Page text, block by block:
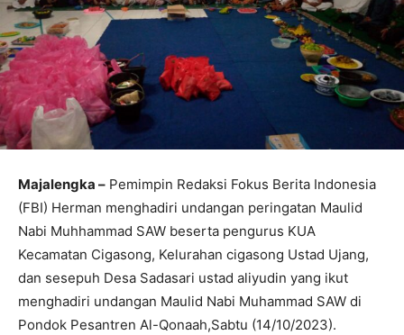
Majalengka – Pemimpin Redaksi Fokus Berita Indonesia
(FBI) Herman menghadiri undangan peringatan Maulid
Nabi Muhhammad SAW beserta pengurus KUA
Kecamatan Cigasong, Kelurahan cigasong Ustad Ujang,
dan sesepuh Desa Sadasari ustad aliyudin yang ikut
menghadiri undangan Maulid Nabi Muhammad SAW di
Pondok Pesantren Al-Qonaah,Sabtu (14/10/2023).